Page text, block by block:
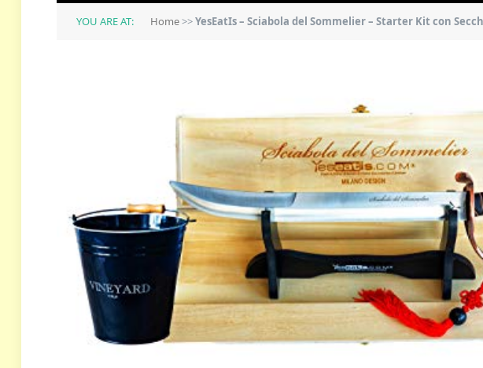
YOU ARE AT: Home>>YesEatIs – Sciabola del Sommelier – Starter Kit con